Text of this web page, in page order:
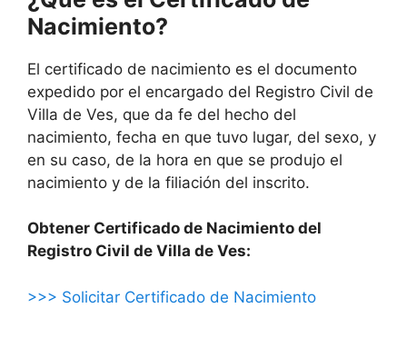
Nacimiento?
El certificado de nacimiento es el documento
expedido por el encargado del Registro Civil de
Villa de Ves, que da fe del hecho del
nacimiento, fecha en que tuvo lugar, del sexo, y
en su caso, de la hora en que se produjo el
nacimiento y de la filiación del inscrito.
Obtener Certificado de Nacimiento del
Registro Civil de Villa de Ves:
>>> Solicitar Certificado de Nacimiento